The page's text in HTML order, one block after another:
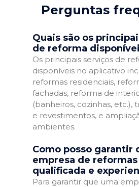
Perguntas
Quais são os
de reforma
Os principais serviços de
disponíveis no aplicativo
reformas residenciais,
fachadas, reforma de
(banheiros, cozinhas, etc.),
e revestimentos, e
ambientes.
Como posso garantir
empresa de reformas
qualificada e
Para garantir que uma